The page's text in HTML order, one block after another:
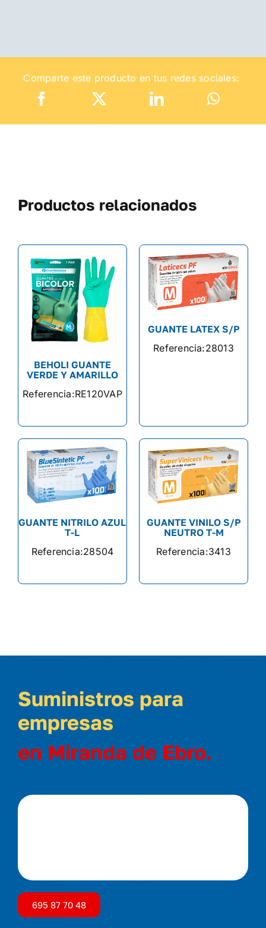
Comparte este producto en tus redes sociales:
Productos relacionados
BEHOLI GUANTE
VERDE Y AMARILLO
Referencia:RE120VAP
GUANTE LATEX S/P
Referencia:28013
GUANTE NITRILO AZUL
T-L
Referencia:28504
GUANTE VINILO S/P
NEUTRO T-M
Referencia:3413
Suministros para
empresas
en Miranda de Ebro.
695 87 70 48